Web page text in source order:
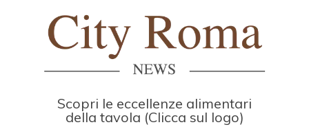
Scopri le eccellenze alimentari
della tavola (Clicca sul logo)